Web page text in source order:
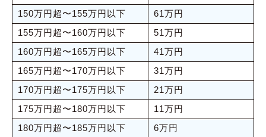
150万円超〜155万円以下
61万円
155万円超〜160万円以下
51万円
160万円超〜165万円以下
41万円
165万円超〜170万円以下
31万円
170万円超〜175万円以下
21万円
175万円超〜180万円以下
11万円
180万円超〜185万円以下
6万円